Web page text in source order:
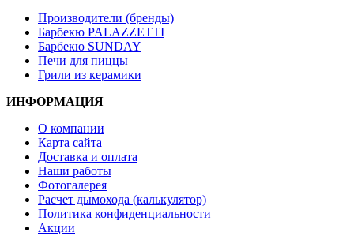
Производители (бренды)
Барбекю PALAZZETTI
Барбекю SUNDAY
Печи для пиццы
Грили из керамики
ИНФОРМАЦИЯ
О компании
Карта сайта
Доставка и оплата
Наши работы
Фотогалерея
Расчет дымохода (калькулятор)
Политика конфиденциальности
Акции